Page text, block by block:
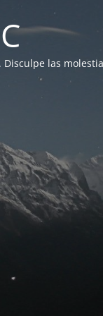
las